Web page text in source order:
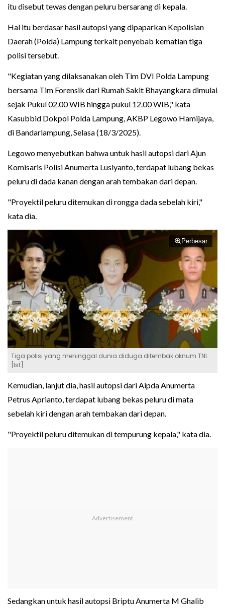
itu disebut tewas dengan peluru bersarang di kepala.
Hal itu berdasar hasil autopsi yang dipaparkan Kepolisian
Daerah (Polda) Lampung terkait penyebab kematian tiga
polisi tersebut.
"Kegiatan yang dilaksanakan oleh Tim DVI Polda Lampung
bersama Tim Forensik dari Rumah Sakit Bhayangkara dimulai
sejak Pukul 02.00 WIB hingga pukul 12.00 WIB," kata
Kasubbid Dokpol Polda Lampung, AKBP Legowo Hamijaya,
di Bandarlampung, Selasa (18/3/2025).
Legowo menyebutkan bahwa untuk hasil autopsi dari Ajun
Komisaris Polisi Anumerta Lusiyanto, terdapat lubang bekas
peluru di dada kanan dengan arah tembakan dari depan.
"Proyektil peluru ditemukan di rongga dada sebelah kiri,"
kata dia.
Perbesar
Tiga polisi yang meninggal dunia diduga ditembak oknum TNI.
[Ist]
Kemudian, lanjut dia, hasil autopsi dari Aipda Anumerta
Petrus Aprianto, terdapat lubang bekas peluru di mata
sebelah kiri dengan arah tembakan dari depan.
"Proyektil peluru ditemukan di tempurung kepala," kata dia.
Sedangkan untuk hasil autopsi Briptu Anumerta M Ghalib